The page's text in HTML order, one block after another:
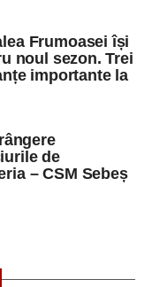
Frumoasei își
noul sezon. Trei
importante la
de
– CSM Sebeș